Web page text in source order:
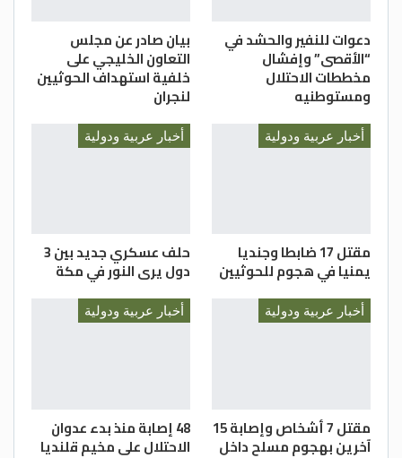
وراء الهجوم الناجح.وهدد كبار المسؤولين في
إيران بالرد على الهجوم الذي اتهموا فيه
إسرائيل.
كما نقلت الوكالة الإيرانية عن قناة “كان”
التلفزيونية الإسرائيلية أن إحدى سفن
وكالات
دعوات للنفير والحشد في
“الأقصى” وإفشال
مخططات الاحتلال
ومستوطنيه
بيان صادر عن مجلس
التعاون الخليجي على
خلفية استهداف الحوثيين
لنجران
أخبار عربية ودولية
مقتل 17 ضابطا وجنديا
يمنيا في هجوم للحوثيين
أخبار عربية ودولية
حلف عسكري جديد بين 3
دول يرى النور في مكة
أخبار عربية ودولية
مقتل 7 أشخاص وإصابة 15
آخرين بهجوم مسلح داخل
أخبار عربية ودولية
48 إصابة منذ بدء عدوان
الاحتلال على مخيم قلنديا